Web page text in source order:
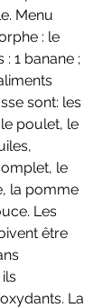
Menu
: le
: 1 banane ;
sont: les
poulet, le
le
la pomme
Les
être
La